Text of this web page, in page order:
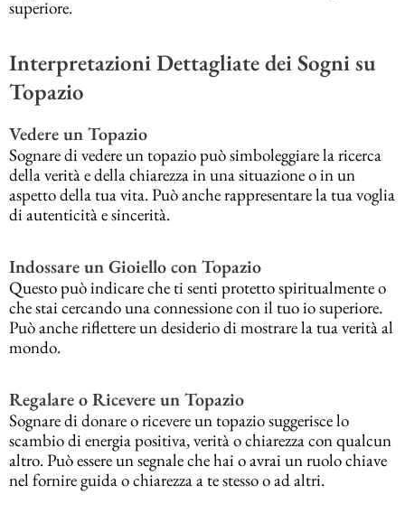
superiore.
Interpretazioni Dettagliate dei Sogni su
Topazio
Vedere un Topazio
Sognare di vedere un topazio può simboleggiare la ricerca
della verità e della chiarezza in una situazione o in un
aspetto della tua vita. Può anche rappresentare la tua voglia
di autenticità e sincerità.
Indossare un Gioiello con Topazio
Questo può indicare che ti senti protetto spiritualmente o
che stai cercando una connessione con il tuo io superiore.
Può anche riflettere un desiderio di mostrare la tua verità al
mondo.
Regalare o Ricevere un Topazio
Sognare di donare o ricevere un topazio suggerisce lo
scambio di energia positiva, verità o chiarezza con qualcun
altro. Può essere un segnale che hai o avrai un ruolo chiave
nel fornire guida o chiarezza a te stesso o ad altri.